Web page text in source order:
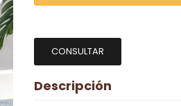
CONSULTAR
Descripción